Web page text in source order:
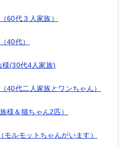
60代３人家族）
40代）
(30代4人家族)
40代二人家族とワンちゃん）
＆猫ちゃん2匹）
ルモットちゃんがいます）